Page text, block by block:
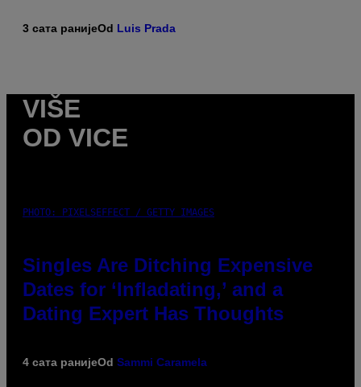
3 сата ранијеOd Luis Prada
VIŠE
OD VICE
PHOTO: PIXELSEFFECT / GETTY IMAGES
Singles Are Ditching Expensive
Dates for ‘Infladating,’ and a
Dating Expert Has Thoughts
4 сата ранијеOd Sammi Caramela